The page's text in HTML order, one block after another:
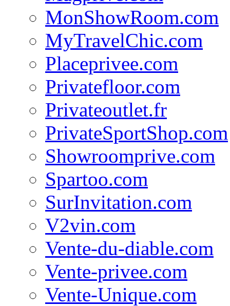
MonShowRoom.com
MyTravelChic.com
Placeprivee.com
Privatefloor.com
Privateoutlet.fr
PrivateSportShop.com
Showroomprive.com
Spartoo.com
SurInvitation.com
V2vin.com
Vente-du-diable.com
Vente-privee.com
Vente-Unique.com